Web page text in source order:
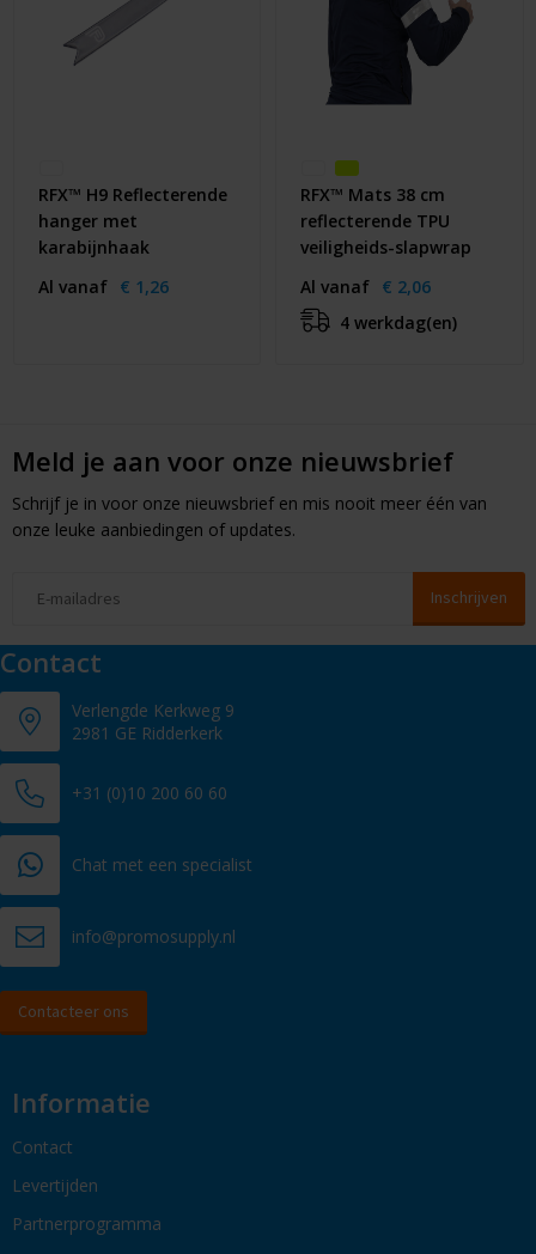
RFX™ H9 Reflecterende
hanger met
karabijnhaak
Al vanaf € 1,26
RFX™ Mats 38 cm
reflecterende TPU
veiligheids-slapwrap
Al vanaf € 2,06
4 werkdag(en)
Meld je aan voor onze nieuwsbrief
Schrijf je in voor onze nieuwsbrief en mis nooit meer één van
onze leuke aanbiedingen of updates.
Contact
Verlengde Kerkweg 9
2981 GE Ridderkerk
+31 (0)10 200 60 60
Chat met een specialist
info@promosupply.nl
Contacteer ons
Informatie
Contact
Levertijden
Partnerprogramma